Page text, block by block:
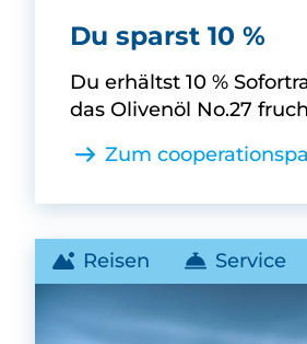
arteFakt -
Du sparst 10 %
Du erhältst 10 %
das Olivenöl No.27
Zum
Reisen Service